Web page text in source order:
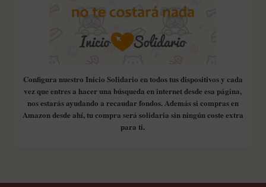
Configura nuestro Inicio Solidario en todos tus dispositivos y cada
vez que entres a hacer una búsqueda en internet desde esa página,
nos estarás ayudando a recaudar fondos. Además si compras en
Amazon desde ahí, tu compra será solidaria sin ningún coste extra
para ti.